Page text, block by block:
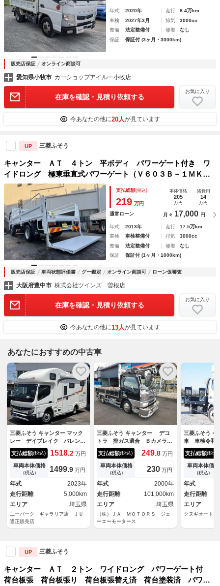
年式 2020年 走行
8.4万km
車検
2027年3月 排気
3000cc
整備
法定整備付 修復
なし
保証
保証付 (3ヶ月・3000km)
販売店保証 オンライン商談可
愛知県小牧市 カーショップアイルー小牧店
在庫を確認・見積り依頼する
お気に入り
今あなたの他に20人が見ています
UP 三菱ふそう
キャンター ＡＴ ４トン 平ボディ パワーゲート付き ワ
イドロング 極東垂直式パワーゲート（Ｖ６０３Ｂ－１ＭＫＴ
２） 荷台鉄板張り ２段階式あおり 電格格納ミラー ８ｔ
限定中型免許 車両重量３５９０ｋｇ 車両総重量７７５５ｋ
ｇ 荷寸４３３×１９８×２２８
支払総額(税込)
219 万円
本体価格
205
万円
諸費用
14
万円
通常ローン 月々 17,000 円
年式 2013年 走行
17.5万km
車検
車検整備付 排気
3000cc
整備
法定整備付 修復
なし
保証
保証付 (1ヶ月・1000km)
販売店保証 車両状態評価書 グー鑑定 オンライン商談可 ローン仮審査
大阪府豊中市 株式会社ツインズ 曽根店
在庫を確認・見積り依頼する
お気に入り
今あなたの他に13人が見ています
あなたにおすすめの中古車
三菱ふそう キャンター マック
レー デイブレイク バレンシ
ア５８０ ２４Ｖ２３０Ａｈリ
チウム・２８００Ｗ発電機・給
湯器・ソーラーパネル・床暖
房・ルーフエアコン・２０００
Ｗインバーター・マルチルー
ム・トイレ・温水シャワー・後
席ＴＶ・冷蔵庫
支払総額(税込) 1518.2 万円
車両本体価格
(税込) 1499.9 万円
年式
2023年
走行距離
5,000km
エリア
埼玉県
ユーパーク ギャラリア店 ＪＵ
適正販売店
三菱ふそう キャンター デコ
トラ 排ガス適合 Ｂカメラ
５速ＭＴ 積載１７５０ｋｇ
点検整備 車検１年
支払総額(税込) 249.8 万円
車両本体価格
(税込) 230 万円
年式
2000年
走行距離
101,000km
エリア
埼玉県
（株）ＪＡ ＭＯＴＯＲＳ ジェ
ーエーモータース
三菱ふそう
車 車検令和
ゼル ６ＭＴ
ｋｇ
支払総額(税込)
車両本体価格
(税込)
年式
走行距離
エリア
クヌギオート
UP 三菱ふそう
キャンター ＡＴ ２トン ワイドロング パワーゲート付
荷台板張 荷台板張り 荷台板張替え済 荷台塗装済 パワー